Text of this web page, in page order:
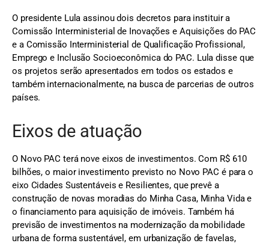
O presidente Lula assinou dois decretos para instituir a
Comissão Interministerial de Inovações e Aquisições do PAC
e a Comissão Interministerial de Qualificação Profissional,
Emprego e Inclusão Socioeconômica do PAC. Lula disse que
os projetos serão apresentados em todos os estados e
também internacionalmente, na busca de parcerias de outros
países.
Eixos de atuação
O Novo PAC terá nove eixos de investimentos. Com R$ 610
bilhões, o maior investimento previsto no Novo PAC é para o
eixo Cidades Sustentáveis e Resilientes, que prevê a
construção de novas moradias do Minha Casa, Minha Vida e
o financiamento para aquisição de imóveis. Também há
previsão de investimentos na modernização da mobilidade
urbana de forma sustentável, em urbanização de favelas,